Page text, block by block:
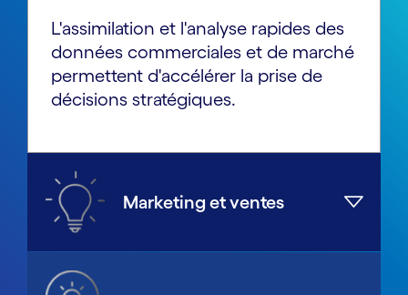
L'assimilation et l'analyse rapides des
données commerciales et de marché
permettent d'accélérer la prise de
décisions stratégiques.
Marketing et ventes